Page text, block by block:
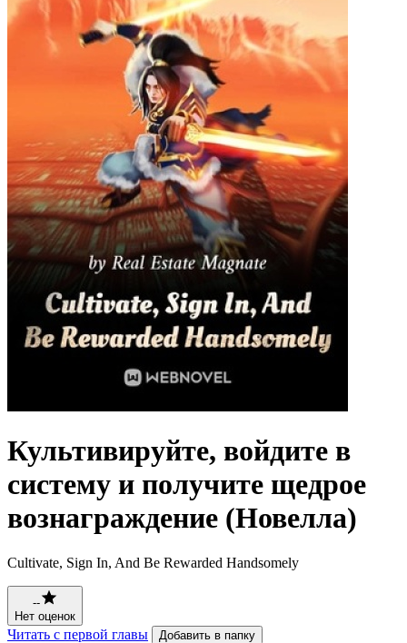
Культивируйте, войдите в
систему и получите щедрое
вознаграждение (Новелла)
Cultivate, Sign In, And Be Rewarded Handsomely
--
Нет оценок
Читать с первой главы Добавить в папку